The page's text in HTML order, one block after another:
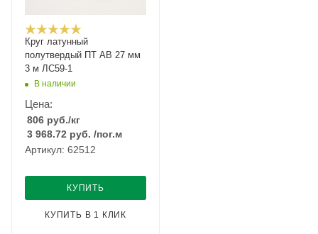
Круг латунный
полутвердый ПТ АВ 27 мм
3 м ЛС59-1
В наличии
Цена:
806 руб./кг
3 968.72 руб. /пог.м
Артикул: 62512
КУПИТЬ
КУПИТЬ В 1 КЛИК